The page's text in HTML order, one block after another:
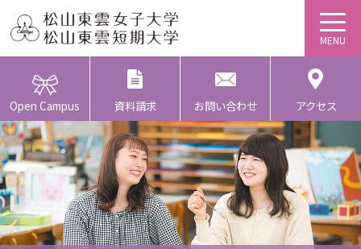
Open Campus 資料請求 お問い合わせ アクセス